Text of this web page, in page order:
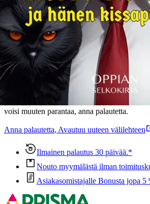
Ominaisuudet
Oletko tyytyväinen
Ovatko tuotetiedot riittävät? Jos
voisi muuten parantaa, anna palautetta.
Anna palautetta, Avautuu uuteen välilehteen
Ilmainen palautus 30 päivää.*
Nouto myymälästä ilman
Asiakasomistajalle Bonusta jopa 5